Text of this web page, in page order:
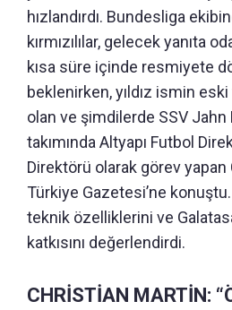
hızlandırdı. Bundesliga
kırmızılılar, gelecek yanıta
kısa süre içinde resmiyete
beklenirken, yıldız ismin
olan ve şimdilerde SSV
takımında Altyapı Futbol
Direktörü olarak görev
Türkiye Gazetesi’ne konuştu.
teknik özelliklerini ve
katkısını değerlendirdi.
CHRİSTİAN MARTİN: